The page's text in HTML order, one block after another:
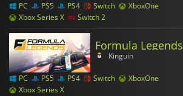
PC PS5 PS4 Switch
XboxOne
Xbox Series X
Switch 2
Formula Legends
Kinguin
PC PS5 PS4 Switch
XboxOne
Xbox Series X